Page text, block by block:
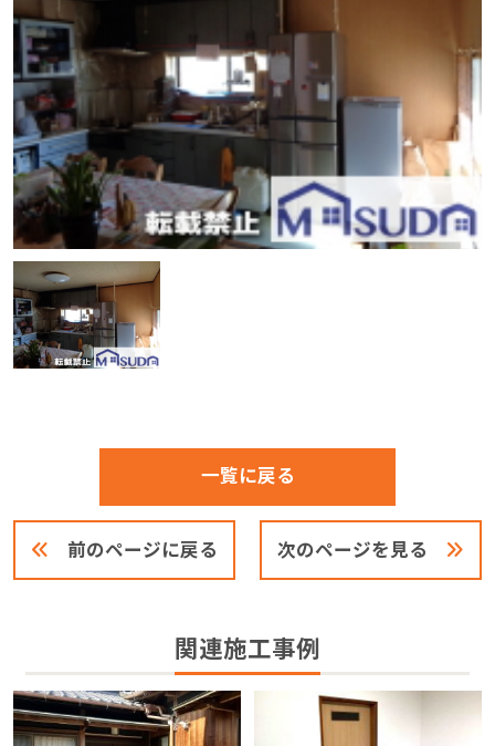
前のページに戻る
一覧に戻る
次のページを見る
関連施工事例